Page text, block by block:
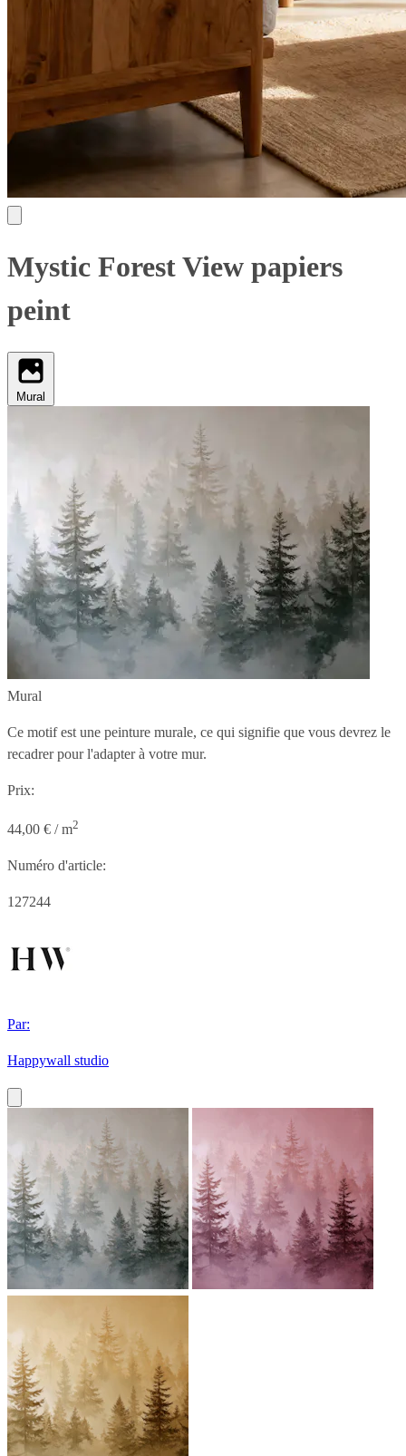
Mystic Forest View papiers
peint
Mural
Mural
Ce motif est une peinture murale, ce qui signifie que vous devrez le
recadrer pour l'adapter à votre mur.
Prix:
44,00 € / m2
Numéro d'article:
127244
Par:
Happywall studio